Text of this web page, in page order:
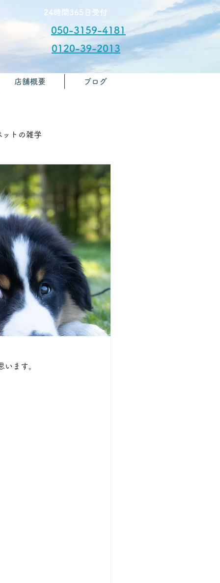
​24時間365日受付
050-3159-4181
0120-39-2013
店舗概要 ブログ
ットの雑学
ます。